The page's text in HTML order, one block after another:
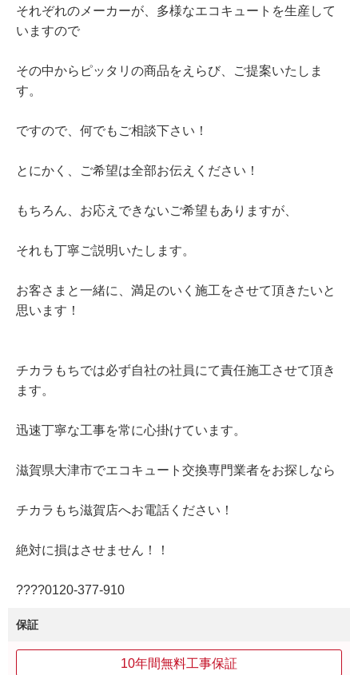
それぞれのメーカーが、多様なエコキュートを生産して
いますので
その中からピッタリの商品をえらび、ご提案いたしま
す。
ですので、何でもご相談下さい！
とにかく、ご希望は全部お伝えください！
もちろん、お応えできないご希望もありますが、
それも丁寧ご説明いたします。
お客さまと一緒に、満足のいく施工をさせて頂きたいと
思います！
チカラもちでは必ず自社の社員にて責任施工させて頂き
ます。
迅速丁寧な工事を常に心掛けています。
滋賀県大津市でエコキュート交換専門業者をお探しなら
チカラもち滋賀店へお電話ください！
絶対に損はさせません！！
????0120‐377‐910
保証
10年間無料工事保証